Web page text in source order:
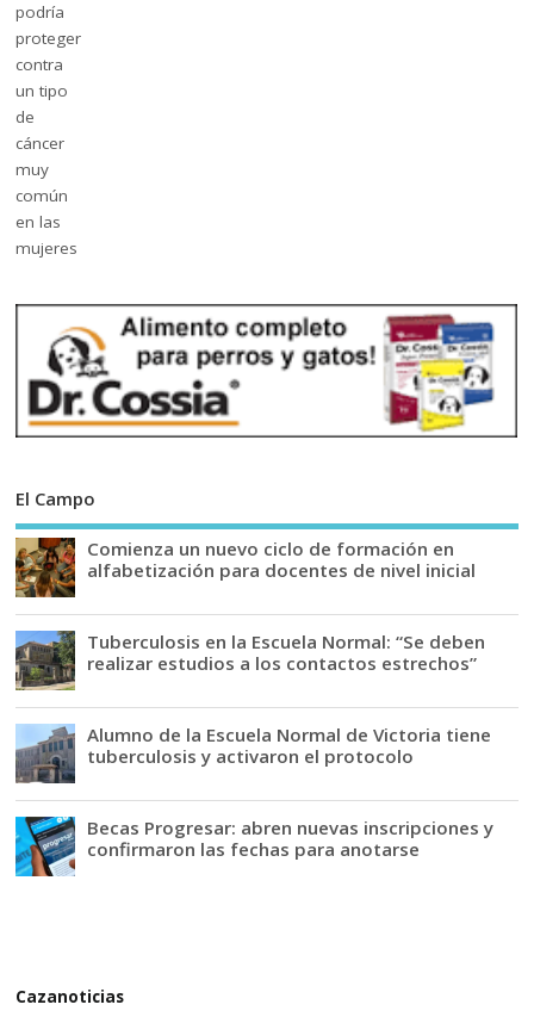
El Campo
Comienza un nuevo ciclo de formación en
alfabetización para docentes de nivel inicial
Tuberculosis en la Escuela Normal: “Se deben
realizar estudios a los contactos estrechos”
Alumno de la Escuela Normal de Victoria tiene
tuberculosis y activaron el protocolo
Becas Progresar: abren nuevas inscripciones y
confirmaron las fechas para anotarse
Cazanoticias